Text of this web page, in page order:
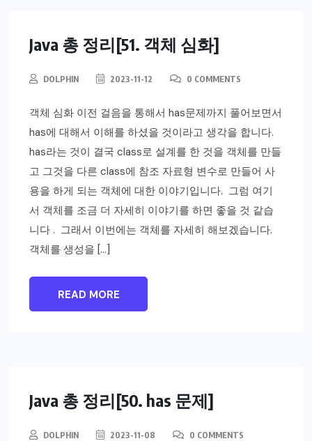
Java 총 정리[51. 객체 심화]
DOLPHIN 2023-11-12 0 COMMENTS
객체 심화 이전 걸음을 통해서 has문제까지 풀어보면서
has에 대해서 이해를 하셨을 것이라고 생각을 합니다.
has라는 것이 결국 class로 설계를 한 것을 객체를 만들
고 그것을 다른 class에 참조 자료형 변수로 만들어 사
용을 하게 되는 객체에 대한 이야기입니다. 그럼 여기
서 객체를 조금 더 자세히 이야기를 하면 좋을 것 같습
니다 . 그래서 이번에는 객체를 자세히 해보겠습니다.
객체를 생성을 […]
READ MORE
Java 총 정리[50. has 문제]
DOLPHIN 2023-11-08 0 COMMENTS